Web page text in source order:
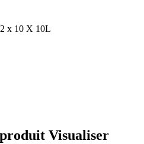
x 10 X 10L
Visualiser